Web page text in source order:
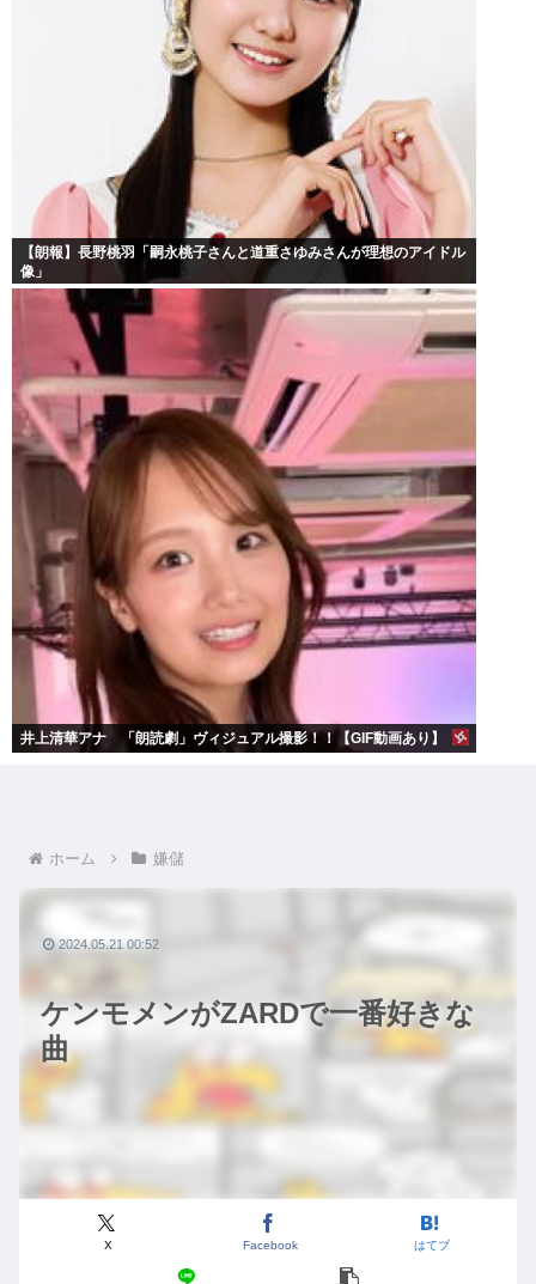
【朗報】長野桃羽「嗣永桃子さんと道重さゆみさんが理想のアイドル
像」
井上清華アナ 「朗読劇」ヴィジュアル撮影！！【GIF動画あり】
ホーム 嫌儲
ケンモメンがZARDで一番好きな
曲
X Facebook はてブ
2024.05.21 00:52